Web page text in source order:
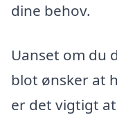
dine behov.
Uanset om du
blot ønsker at
er det vigtigt